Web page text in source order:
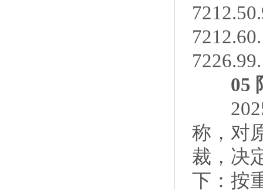
05 阿
2025
称，对
裁，决
下：按